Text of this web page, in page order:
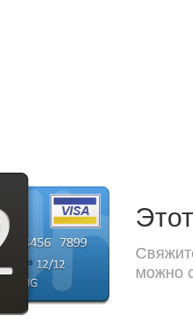
можно